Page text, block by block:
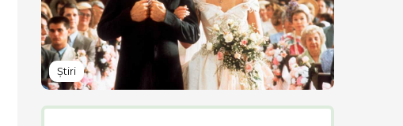
Știri